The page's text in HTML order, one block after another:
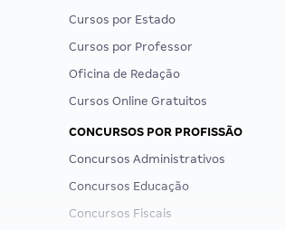
Cursos por Estado
Cursos por Professor
Oficina de Redação
Cursos Online Gratuitos
CONCURSOS POR PROFISSÃO
Concursos Administrativos
Concursos Educação
Concursos Fiscais